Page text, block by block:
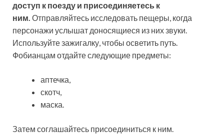
доступ к поезду и присоединяетесь к
ним. Отправляйтесь исследовать пещеры, когда
персонажи услышат доносящиеся из них звуки.
Используйте зажигалку, чтобы осветить путь.
Фобианцам отдайте следующие предметы:
аптечка,
скотч,
маска.
Затем соглашайтесь присоединиться к ним.